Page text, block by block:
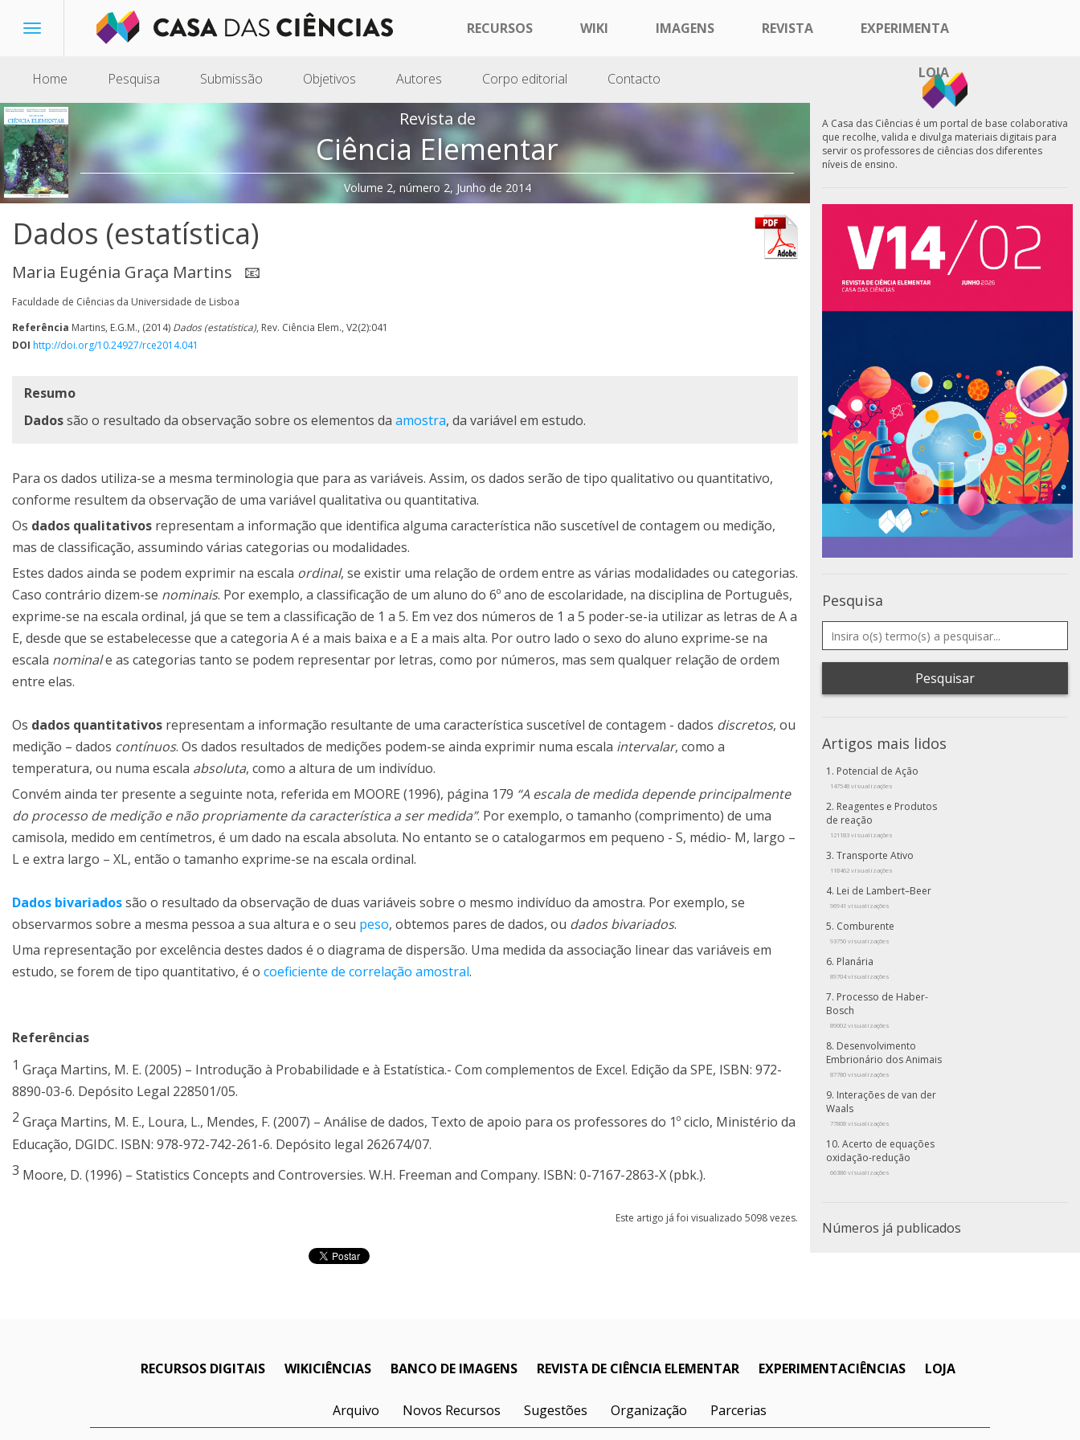
Toggle
RECURSOS WIKI IMAGENS REVISTA EXPERIMENTA
LOJA
Home Pesquisa Submissão Objetivos Autores Corpo editorial Contacto
Revista de
Ciência Elementar
Volume 2, número 2, Junho de 2014
Dados (estatística)
Maria Eugénia Graça Martins 📧
Faculdade de Ciências da Universidade de Lisboa
Referência Martins, E.G.M., (2014) Dados (estatística), Rev. Ciência Elem., V2(2):041
DOI http://doi.org/10.24927/rce2014.041
Resumo
Dadossão o resultado da observação sobre os elementos da amostra, da variável em estudo.
Para os dados utiliza-se a mesma terminologia que para as variáveis. Assim, os dados serão de tipo qualitativo ou quantitativo,
conforme resultem da observação de uma variável qualitativa ou quantitativa.
Os dados qualitativos representam a informação que identifica alguma característica não suscetível de contagem ou medição,
mas de classificação, assumindo várias categorias ou modalidades.
Estes dados ainda se podem exprimir na escala ordinal, se existir uma relação de ordem entre as várias modalidades ou categorias.
Caso contrário dizem-se nominais. Por exemplo, a classificação de um aluno do 6º ano de escolaridade, na disciplina de Português,
exprime-se na escala ordinal, já que se tem a classificação de 1 a 5. Em vez dos números de 1 a 5 poder-se-ia utilizar as letras de A a
E, desde que se estabelecesse que a categoria A é a mais baixa e a E a mais alta. Por outro lado o sexo do aluno exprime-se na
escala nominale as categorias tanto se podem representar por letras, como por números, mas sem qualquer relação de ordem
entre elas.
Os dados quantitativos representam a informação resultante de uma característica suscetível de contagem - dados discretos, ou
medição – dados contínuos. Os dados resultados de medições podem-se ainda exprimir numa escala intervalar, como a
temperatura, ou numa escala absoluta, como a altura de um indivíduo.
Convém ainda ter presente a seguinte nota, referida em MOORE (1996), página 179 “A escala de medida depende principalmente
do processo de medição e não propriamente da característica a ser medida”. Por exemplo, o tamanho (comprimento) de uma
camisola, medido em centímetros, é um dado na escala absoluta. No entanto se o catalogarmos em pequeno - S, médio- M, largo –
L e extra largo – XL, então o tamanho exprime-se na escala ordinal.
Dados bivariadossão o resultado da observação de duas variáveis sobre o mesmo indivíduo da amostra. Por exemplo, se
observarmos sobre a mesma pessoa a sua altura e o seu peso, obtemos pares de dados, ou dados bivariados.
Uma representação por excelência destes dados é o diagrama de dispersão. Uma medida da associação linear das variáveis em
estudo, se forem de tipo quantitativo, é o coeficiente de correlação amostral.
Referências
1 Graça Martins, M. E. (2005) – Introdução à Probabilidade e à Estatística.- Com complementos de Excel. Edição da SPE, ISBN: 972-
8890-03-6. Depósito Legal 228501/05.
2 Graça Martins, M. E., Loura, L., Mendes, F. (2007) – Análise de dados, Texto de apoio para os professores do 1º ciclo, Ministério da
Educação, DGIDC. ISBN: 978-972-742-261-6. Depósito legal 262674/07.
3 Moore, D. (1996) – Statistics Concepts and Controversies. W.H. Freeman and Company. ISBN: 0-7167-2863-X (pbk.).
Este artigo já foi visualizado 5098 vezes.
A Casa das Ciências é um portal de base colaborativa
que recolhe, valida e divulga materiais digitais para
servir os professores de ciências dos diferentes
níveis de ensino.
Pesquisa
Pesquisar
Artigos mais lidos
Potencial de Ação
147548 visualizações
Reagentes e Produtos
de reação
121183 visualizações
Transporte Ativo
118462 visualizações
Lei de Lambert–Beer
96941 visualizações
Comburente
93750 visualizações
Planária
89704 visualizações
Processo de Haber-
Bosch
89002 visualizações
Desenvolvimento
Embrionário dos Animais
87780 visualizações
Interações de van der
Waals
77808 visualizações
Acerto de equações
oxidação-redução
66386 visualizações
Números já publicados
RECURSOS DIGITAIS WIKICIÊNCIAS BANCO DE IMAGENS REVISTA DE CIÊNCIA ELEMENTAR EXPERIMENTACIÊNCIAS LOJA
Arquivo Novos Recursos Sugestões Organização Parcerias